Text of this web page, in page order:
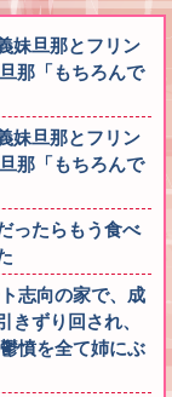
妹旦那とフリン
那「もちろんで
妹旦那とフリン
那「もちろんで
ったらもう食べ
志向の家で、成
ずり回され、
憤を全て姉にぶ